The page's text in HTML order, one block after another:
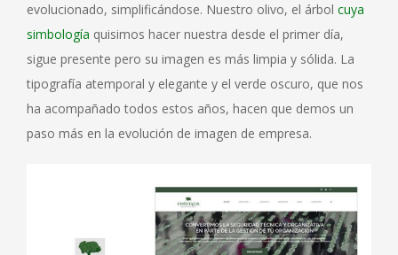
evolucionado, simplificándose. Nuestro olivo, el árbol cuya
simbología quisimos hacer nuestra desde el primer día,
sigue presente pero su imagen es más limpia y sólida. La
tipografía atemporal y elegante y el verde oscuro, que nos
ha acompañado todos estos años, hacen que demos un
paso más en la evolución de imagen de empresa.